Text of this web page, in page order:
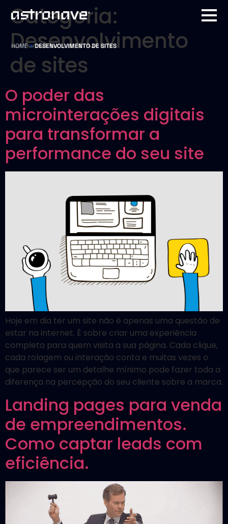
HOME>DESENVOLVIMENTO DE SITES
Categoria:
Desenvolvimento
de sites
O poder das
microinterações digitais
para transformar a
performance do seu site
Hoje em dia ter um site não é apenas uma questão de
estar na internet. É sobre criar uma experiência
completa para quem visita a sua página. Cada clique,
cada rolagem ou interação conta e muitas vezes o
que parece ser um detalhe mínimo pode fazer toda a
diferença na percepção do seu cliente sobre a marca.
Landing pages para venda
de empreendimentos.
Como captar leads com
eficiência.